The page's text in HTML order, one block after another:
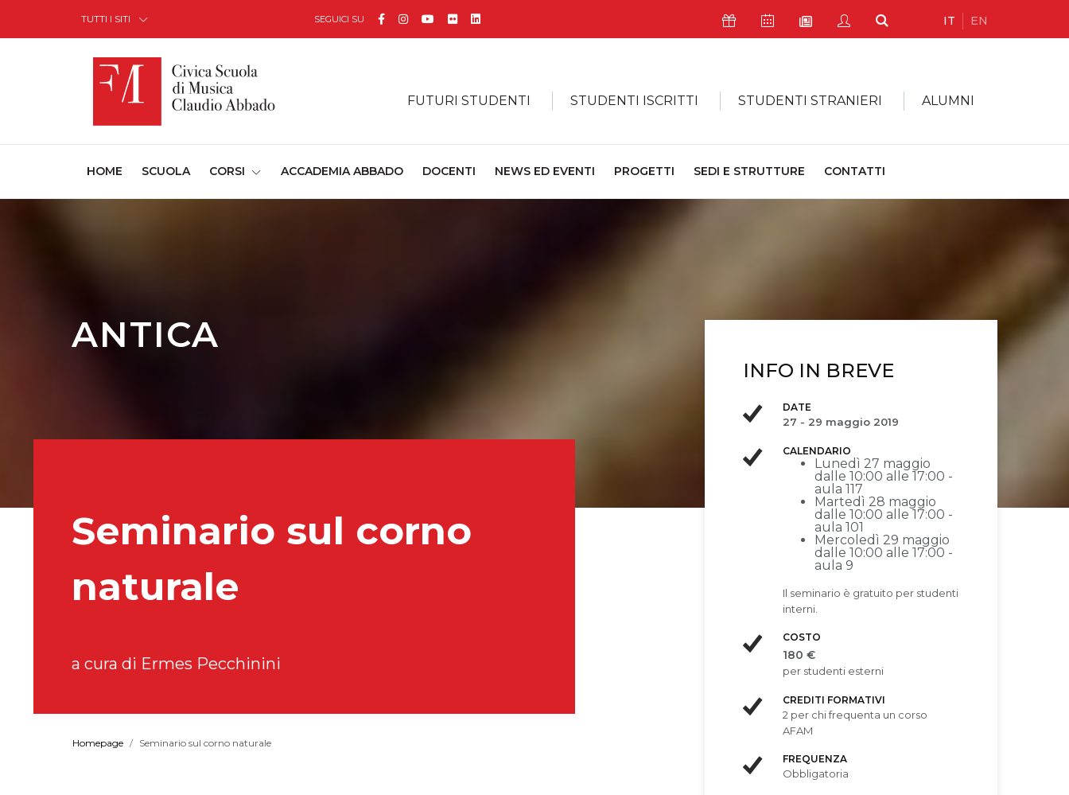
TUTTI I SITI SEGUICI SU Facebook
Instagram
YouTube
FlickrLinkedin Icona SostieniciIcona Calendario Eventi
Icona Newsletter
Icona My Civica
Icona Cerca
IT EN
FUTURI STUDENTI STUDENTI ISCRITTI STUDENTI STRANIERI ALUMNI
HOME (CURRENT)
SCUOLA CORSI ACCADEMIA ABBADO DOCENTI NEWS ED EVENTI PROGETTI SEDI E STRUTTURE CONTATTI
ANTICA
INFO IN BREVE
DATE
27 - 29 maggio 2019
CALENDARIO
Lunedì 27 maggio
dalle 10:00 alle 17:00 -
aula 117
Martedì 28 maggio
dalle 10:00 alle 17:00 -
aula 101
Mercoledì 29 maggio
dalle 10:00 alle 17:00 -
aula 9
Il seminario è gratuito per studenti
interni.
COSTO
180 €
per studenti esterni
CREDITI FORMATIVI
2 per chi frequenta un corso
AFAM
FREQUENZA
Obbligatoria
Seminario sul corno
naturale
a cura di Ermes Pecchinini
Homepage Seminario sul corno naturale